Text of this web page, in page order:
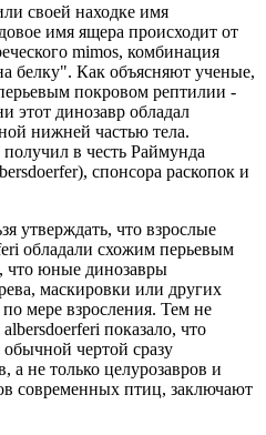
своей находке имя
имя ящера происходит от
mimos, комбинация
белку". Как объясняют ученые,
покровом рептилии -
этот динозавр обладал
нижней частью тела.
в честь Раймунда
спонсора раскопок и
утверждать, что взрослые
обладали схожим перьевым
что юные динозавры
маскировки или других
мере взросления. Тем не
показало, что
чертой сразу
а не только целурозавров и
современных птиц, заключают